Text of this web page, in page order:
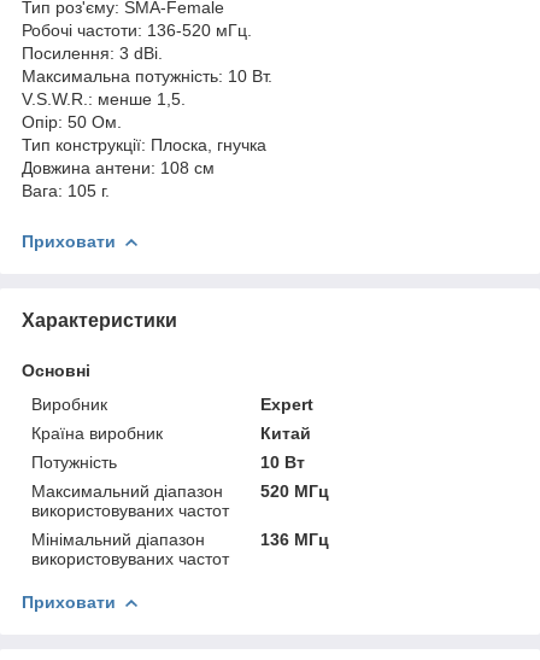
Тип роз'єму: SMA-Female
Робочі частоти: 136-520 мГц.
Посилення: 3 dBi.
Максимальна потужність: 10 Вт.
V.S.W.R.: менше 1,5.
Опір: 50 Ом.
Тип конструкції: Плоска, гнучка
Довжина антени: 108 см
Вага: 105 г.
Приховати
Характеристики
Основні
Виробник
Expert
Країна виробник
Китай
Потужність
10 Вт
Максимальний діапазон
використовуваних частот
520 МГц
Мінімальний діапазон
використовуваних частот
136 МГц
Приховати